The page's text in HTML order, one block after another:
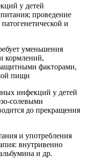
у детей
проведение
и
уменьшения
кормлений,
факторами,
пищи
инфекций у детей
солевыми
до прекращения
и употребления
внутривенно
и др.